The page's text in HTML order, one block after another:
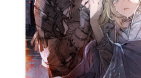
オーバーラップノベルスf
ロサージュノベルス